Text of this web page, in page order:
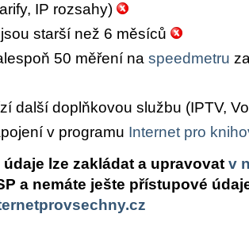
IP rozsahy)
starší než 6 měsíců
50 měření na speedmetru
další doplňkovou službu (IPTV,
v programu Internet pro
lze zakládat a upravovat v
a nemáte ješte přístupové